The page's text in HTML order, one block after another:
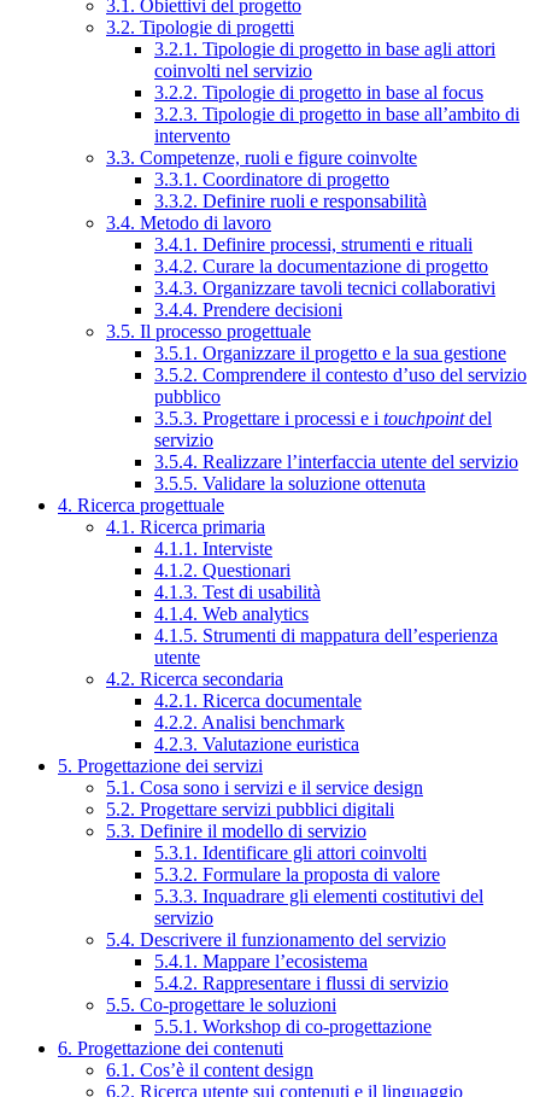
3.1. Obiettivi del progetto
3.2. Tipologie di progetti
3.2.1. Tipologie di progetto in base agli attori
coinvolti nel servizio
3.2.2. Tipologie di progetto in base al focus
3.2.3. Tipologie di progetto in base all’ambito di
intervento
3.3. Competenze, ruoli e figure coinvolte
3.3.1. Coordinatore di progetto
3.3.2. Definire ruoli e responsabilità
3.4. Metodo di lavoro
3.4.1. Definire processi, strumenti e rituali
3.4.2. Curare la documentazione di progetto
3.4.3. Organizzare tavoli tecnici collaborativi
3.4.4. Prendere decisioni
3.5. Il processo progettuale
3.5.1. Organizzare il progetto e la sua gestione
3.5.2. Comprendere il contesto d’uso del servizio
pubblico
3.5.3. Progettare i processi e i touchpointdel
servizio
3.5.4. Realizzare l’interfaccia utente del servizio
3.5.5. Validare la soluzione ottenuta
4. Ricerca progettuale
4.1. Ricerca primaria
4.1.1. Interviste
4.1.2. Questionari
4.1.3. Test di usabilità
4.1.4. Web analytics
4.1.5. Strumenti di mappatura dell’esperienza
utente
4.2. Ricerca secondaria
4.2.1. Ricerca documentale
4.2.2. Analisi benchmark
4.2.3. Valutazione euristica
5. Progettazione dei servizi
5.1. Cosa sono i servizi e il service design
5.2. Progettare servizi pubblici digitali
5.3. Definire il modello di servizio
5.3.1. Identificare gli attori coinvolti
5.3.2. Formulare la proposta di valore
5.3.3. Inquadrare gli elementi costitutivi del
servizio
5.4. Descrivere il funzionamento del servizio
5.4.1. Mappare l’ecosistema
5.4.2. Rappresentare i flussi di servizio
5.5. Co-progettare le soluzioni
5.5.1. Workshop di co-progettazione
6. Progettazione dei contenuti
6.1. Cos’è il content design
6.2. Ricerca utente sui contenuti e il linguaggio